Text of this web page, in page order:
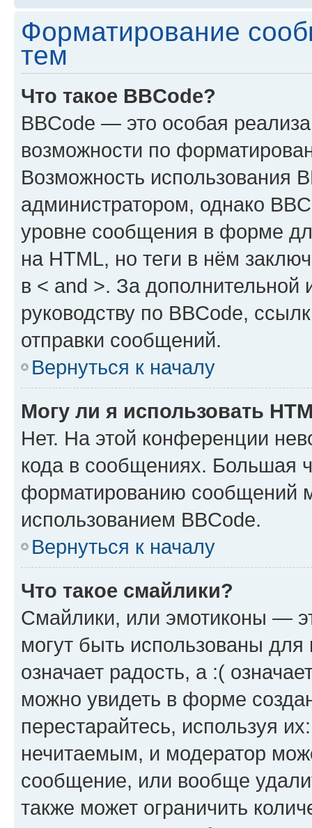
Форматирование
тем
Что такое BBCode?
BBCode — это особая
возможности по
Возможность использования
администратором, однако
уровне сообщения в форме
на HTML, но теги в нём
в < and >. За
руководству по BBCode,
отправки сообщений.
Вернуться к началу
Могу ли я использовать
Нет. На этой конференции
кода в сообщениях. Большая
форматированию сообщений
использованием BBCode.
Вернуться к началу
Что такое смайлики?
Смайлики, или эмотиконы —
могут быть использованы
означает радость, а :(
можно увидеть в форме
перестарайтесь, используя
нечитаемым, и модератор
сообщение, или вообще
также может ограничить